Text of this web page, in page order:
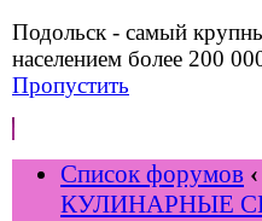
Подольск - самый
населением более 200
Пропустить
Список форумов ‹
КУЛИНАРНЫЕ